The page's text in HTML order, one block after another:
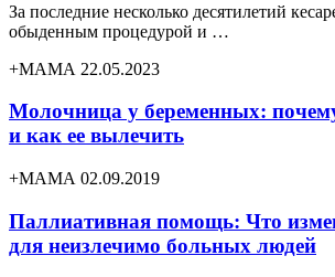
За последние несколько десятилетий
обыденным процедурой и …
+МАМА 22.05.2023
Молочница у беременных:
и как ее вылечить
+МАМА 02.09.2019
Паллиативная помощь: Что
для неизлечимо больных людей